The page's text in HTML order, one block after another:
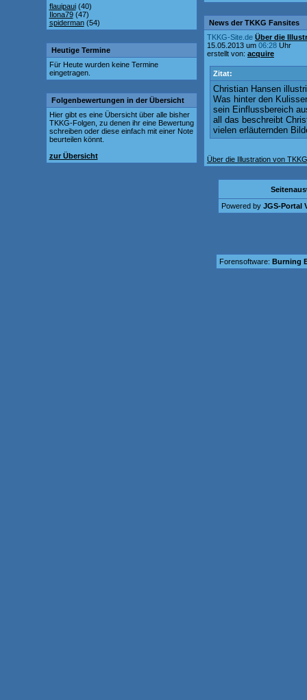
flauipaui(40)
Ilona79(47)
spiderman(54)
Heutige Termine
Für Heute wurden keine Termine
eingetragen.
Folgenbewertungen in der Übersicht
Hier gibt es eine Übersicht über alle bisher
TKKG-Folgen, zu denen ihr eine Bewertung
schreiben oder diese einfach mit einer Note
beurteilen könnt.
zur Übersicht
News der TKKG Fansites
TKKG-Site.de Über die
15.05.2013 um 06:28 Uhr
erstellt von: acquire
Zitat:
Christian Hansen
Was hinter den
sein Einflussbereich
all das beschreibt
vielen erläuternden
Über die Illustration von
Powered by JGS-Portal
Forensoftware: Burning